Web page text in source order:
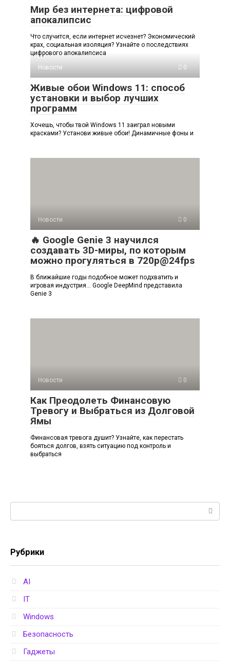
Мир без интернета: цифровой
апокалипсис
Что случится, если интернет исчезнет? Экономический
крах, социальная изоляция? Узнайте о последствиях
цифрового апокалипсиса
Новости
0
Живые обои Windows 11: способ
установки и выбор лучших
программ
Хочешь, чтобы твой Windows 11 заиграл новыми
красками? Установи живые обои! Динамичные фоны и
Новости 0
🔥 Google Genie 3 научился
создавать 3D-миры, по которым
можно прогуляться в 720p@24fps
В ближайшие годы подобное может подхватить и
игровая индустрия… Google DeepMind представила
Genie 3
Новости 0
Как Преодолеть Финансовую
Тревогу и Выбраться из Долговой
Ямы
Финансовая тревога душит? Узнайте, как перестать
бояться долгов, взять ситуацию под контроль и
выбраться
Рубрики
AI
IT
Windows
Безопасность
Гаджеты